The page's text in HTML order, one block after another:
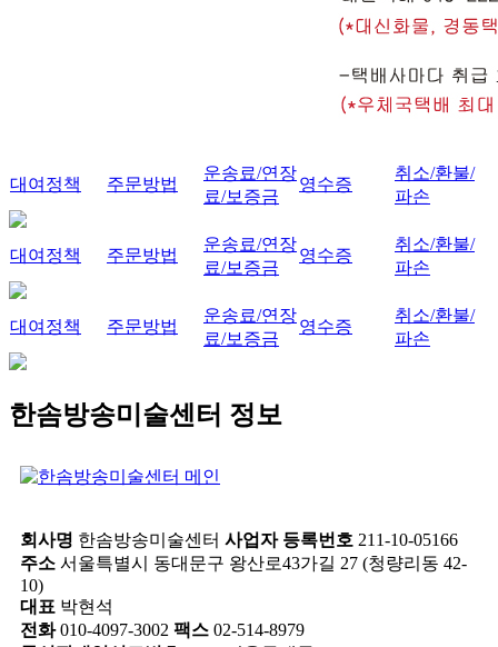
대여정책 주문방법
운송료/연장
료/보증금
영수증
취소/환불/
파손
대여정책 주문방법
운송료/연장
료/보증금
영수증
취소/환불/
파손
대여정책 주문방법
운송료/연장
료/보증금
영수증
취소/환불/
파손
한솜방송미술센터 정보
회사명 한솜방송미술센터 사업자 등록번호 211-10-05166
주소 서울특별시 동대문구 왕산로43가길 27 (청량리동 42-
10)
대표 박현석
전화010-4097-3002 팩스 02-514-8979